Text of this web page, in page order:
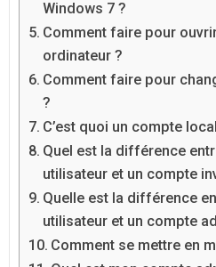
Windows 7 ?
Comment faire pour
ordinateur ?
Comment faire pour
?
C’est quoi un compte
Quel est la différence
utilisateur et un compte
Quelle est la différence
utilisateur et un compte
Comment se mettre en